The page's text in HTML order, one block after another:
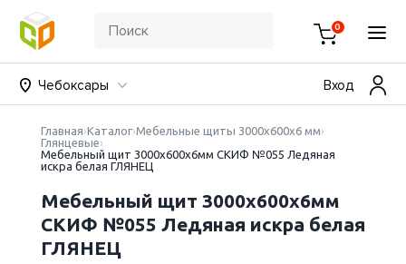
0
Чебоксары Вход
Главная Каталог Мебельные щиты 3000х600х6 мм
Глянцевые
Мебельный щит 3000х600х6мм СКИФ №055 Ледяная
искра белая ГЛЯНЕЦ
Мебельный щит 3000х600х6мм
СКИФ №055 Ледяная искра белая
ГЛЯНЕЦ